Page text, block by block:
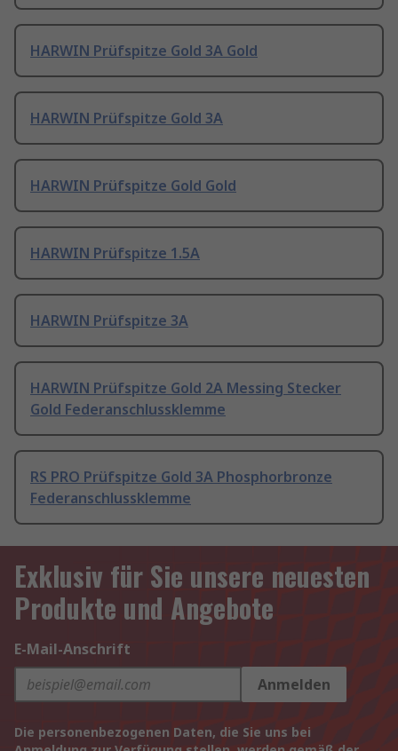
HARWIN Prüfspitze Gold 3A Gold
HARWIN Prüfspitze Gold 3A
HARWIN Prüfspitze Gold Gold
HARWIN Prüfspitze 1.5A
HARWIN Prüfspitze 3A
HARWIN Prüfspitze Gold 2A Messing Stecker
Gold Federanschlussklemme
RS PRO Prüfspitze Gold 3A Phosphorbronze
Federanschlussklemme
Exklusiv für Sie unsere neuesten
Produkte und Angebote
E-Mail-Anschrift
Anmelden
Die personenbezogenen Daten, die Sie uns bei